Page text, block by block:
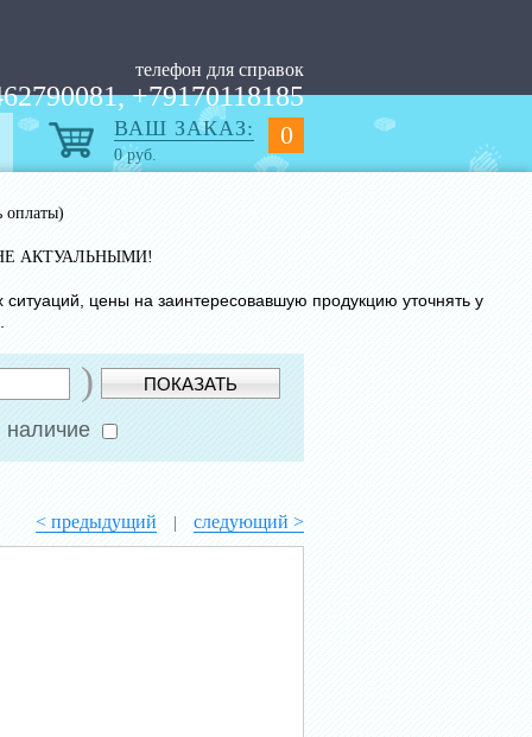
телефон для справок
+79170118185
0
ВАШ ЗАКАЗ:
0руб.
оплаты)
АКТУАЛЬНЫМИ!
цены на заинтересовавшую продукцию уточнять у
) ПОКАЗАТЬ
наличие
< предыдущий | следующий >